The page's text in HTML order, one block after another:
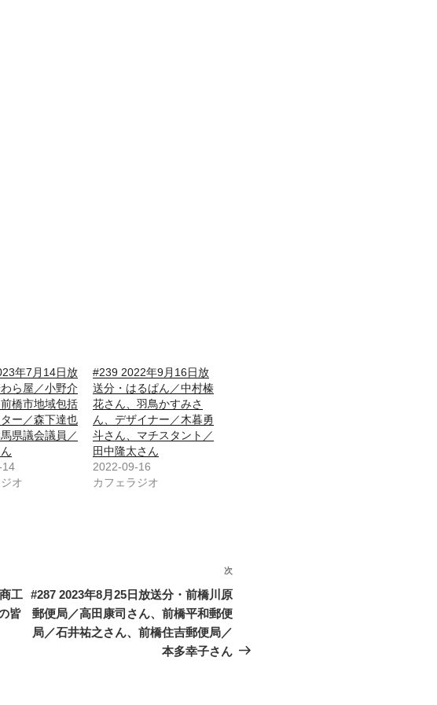
年7月14日放
ら屋／小野介
橋市地域包括
ー／森下達也
県議会議員／
14
オ
#239 2022年9月16日放
送分・はるぱん／中村榛
花さん、羽鳥かすみさ
ん、デザイナー／木暮勇
斗さん、マチスタント／
田中隆太さん
2022-09-16
カフェラジオ
工
皆
次
の
投
次
#287 2023年8月25日放送分・前橋川原
郵便局／高田康司さん、前橋平和郵便
局／石井祐之さん、前橋住吉郵便局／
本多幸子さん